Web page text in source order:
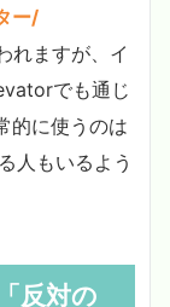
ー/
れますが、イ
でも通じ
的に使うのは
人もいるよう
反対の